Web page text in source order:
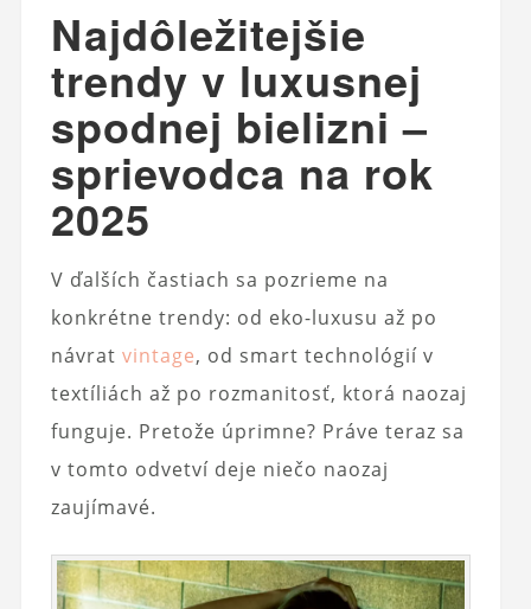
Najdôležitejšie
trendy v luxusnej
spodnej bielizni –
sprievodca na rok
2025
V ďalších častiach sa pozrieme na
konkrétne trendy: od eko-luxusu až po
návrat vintage, od smart technológií v
textíliách až po rozmanitosť, ktorá naozaj
funguje. Pretože úprimne? Práve teraz sa
v tomto odvetví deje niečo naozaj
zaujímavé.